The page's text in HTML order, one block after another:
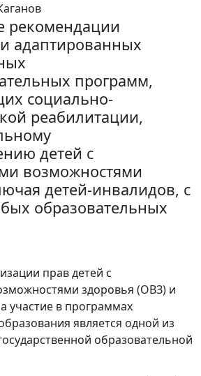
рекомендации
адаптированных
программ,
социально-
реабилитации,
детей с
возможностями
детей-инвалидов, с
образовательных
прав детей с
здоровья (ОВЗ) и
участие в программах
является одной из
образовательной